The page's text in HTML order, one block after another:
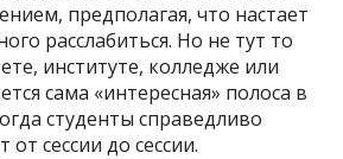
предполагая, что настает
расслабиться. Но не тут то
институте, колледже или
сама «интересная» полоса в
студенты справедливо
сессии до сессии.